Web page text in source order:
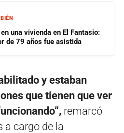
una vivienda en El Fantasio:
de 79 años fue asistida
y estaban
que tienen que ver
remarcó
a cargo de la